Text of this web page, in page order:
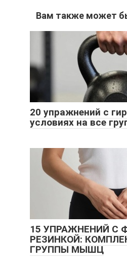
Вам также может
20 упражнений с
условиях на все
15 УПРАЖНЕНИЙ С
РЕЗИНКОЙ:
ГРУППЫ МЫШЦ